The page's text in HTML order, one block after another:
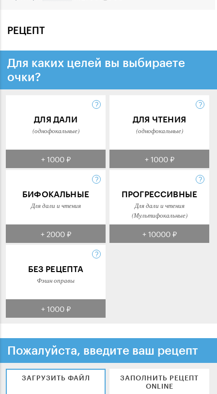
РЕЦЕПТ
Для каких целей вы выбираете
очки?
ДЛЯ ДАЛИ
(однофокальные)
+ 1000 ₽
ДЛЯ ЧТЕНИЯ
(однофокальные)
+ 1000 ₽
БИФОКАЛЬНЫЕ
Для дали и чтения
+ 2000 ₽
ПРОГРЕССИВНЫЕ
Для дали и чтения
(Мультифокальные)
+ 10000 ₽
БЕЗ РЕЦЕПТА
Фэшн оправы
+ 1000 ₽
Пожалуйста, введите ваш рецепт
ЗАГРУЗИТЬ ФАЙЛ
ЗАПОЛНИТЬ РЕЦЕПТ
ONLINE